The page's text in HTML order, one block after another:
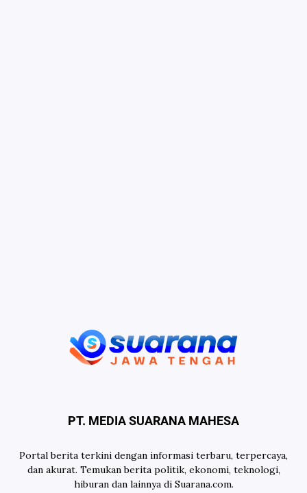
PT. MEDIA SUARANA MAHESA
Portal berita terkini dengan informasi terbaru, terpercaya,
dan akurat. Temukan berita politik, ekonomi, teknologi,
hiburan dan lainnya di Suarana.com.